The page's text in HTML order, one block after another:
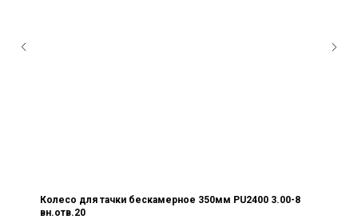
Колесо для тачки бескамерное 350мм PU2400 3.00-8
вн.отв.20